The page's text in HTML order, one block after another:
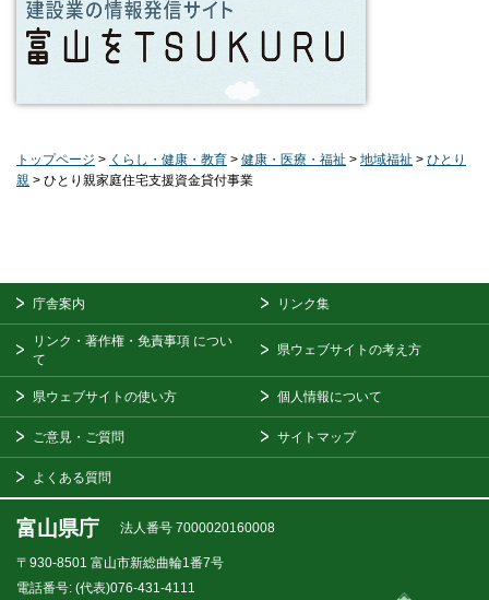
トップページ > くらし・健康・教育 > 健康・医療・福祉 > 地域福祉 > ひとり
親 > ひとり親家庭住宅支援資金貸付事業
庁舎案内 リンク集
リンク・著作権・免責事項 につい
て
県ウェブサイトの考え方
県ウェブサイトの使い方 個人情報について
ご意見・ご質問 サイトマップ
よくある質問
富山県庁 法人番号 7000020160008
〒930-8501 富山市新総曲輪1番7号
電話番号: (代表)076-431-4111